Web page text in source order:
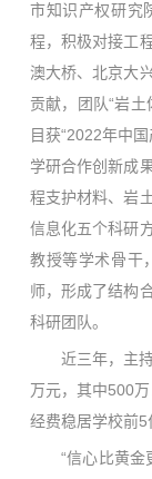
市知识产权研究
程，积极对接工
澳大桥、北京大
贡献，团队“岩
目获“2022年中
学研合作创新成
程支护材料、岩
信息化五个科研
教授等学术骨干
师，形成了结构
科研团队。
近三年，主
万元，其中500
经费稳居学校前5
“信心比黄